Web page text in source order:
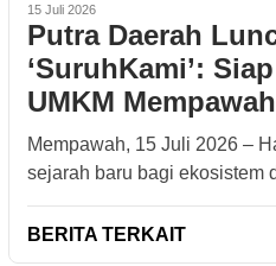
15 Juli 2026
Putra Daerah
‘SuruhKami’:
UMKM Mempawah
Mempawah, 15 Juli 2026 –
sejarah baru bagi ekosistem
BERITA TERKAIT